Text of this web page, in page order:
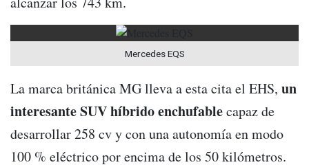
Mercedes EQS
La marca británica MG lleva a esta cita el EHS, un
interesante SUV híbrido enchufablecapaz de
desarrollar 258 cv y con una autonomía en modo
100 % eléctrico por encima de los 50 kilómetros.